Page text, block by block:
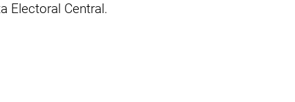
Electoral Central.